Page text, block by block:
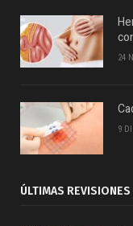
24
9
ÚLTIMAS REVISIONES